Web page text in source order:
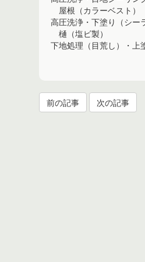
屋根（カラーベスト）
高圧洗浄・下塗り（シー
樋（塩ビ製）
下地処理（目荒し）・上
前の記事 次の記事